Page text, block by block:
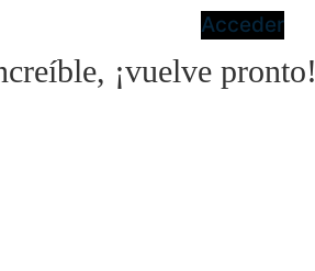
Acceder
¡vuelve pronto!